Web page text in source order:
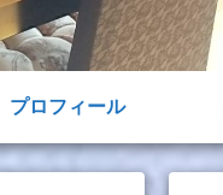
プロフィール